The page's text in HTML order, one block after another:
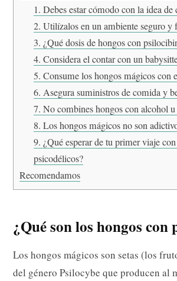
1. Debes estar cómodo con la idea
2. Utilízalos en un ambiente seguro y
3. ¿Qué dosis de hongos con
4. Considera el contar con un
5. Consume los hongos mágicos con
6. Asegura suministros de comida y
7. No combines hongos con alcohol u
8. Los hongos mágicos no son
9. ¿Qué esperar de tu primer viaje
psicodélicos?
Recomendamos
¿Qué son los hongos con
Los hongos mágicos son setas (los
del género Psilocybe que producen al